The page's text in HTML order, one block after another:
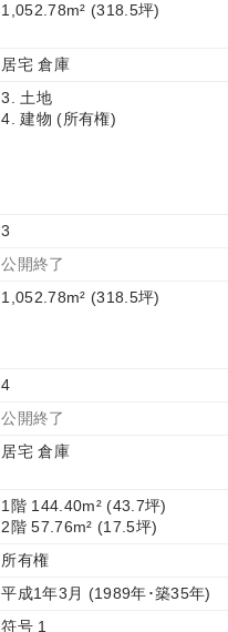
1,052.78m² (318.5坪)
居宅 倉庫
3. 土地
4. 建物 (所有権)
3
公開終了
1,052.78m² (318.5坪)
4
公開終了
居宅 倉庫
1階 144.40m² (43.7坪)
2階 57.76m² (17.5坪)
所有権
平成1年3月 (1989年･築35年)
符号 1